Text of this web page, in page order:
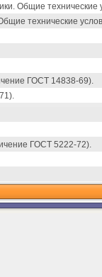
Общие технические
технические
ГОСТ 14838-69).
ГОСТ 5222-72).